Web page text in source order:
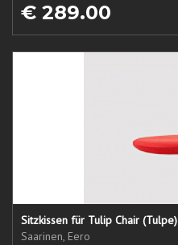
€ 289.00
Sitzkissen für Tulip Chair (Tulpe)
Saarinen, Eero